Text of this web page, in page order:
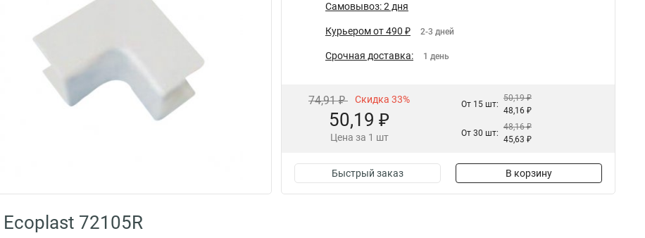
Самовывоз: 2 дня
Курьером от 490 ₽ 2-3 дней
Срочная доставка: 1 день
74,91 ₽ Скидка 33%
50,19 ₽
Цена за 1 шт
От 15 шт:
50,19 ₽
48,16 ₽
От 30 шт:
48,16 ₽
45,63 ₽
Быстрый заказ В корзину
72105R